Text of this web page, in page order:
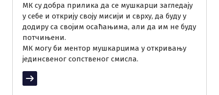
МК су добра прилика да се мушкарци загледају
у себе и открију своју мисији и сврху, да буду у
додиру са својим осаћањима, али да им не буду
потчињени.
МК могу би ментор мушкарцима у откривању
јединсвеног сопственог смисла.
Прочитај више